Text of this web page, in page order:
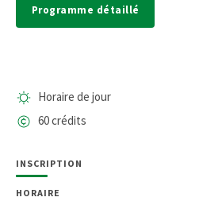
Programme détaillé
Horaire de jour
60 crédits
INSCRIPTION
HORAIRE